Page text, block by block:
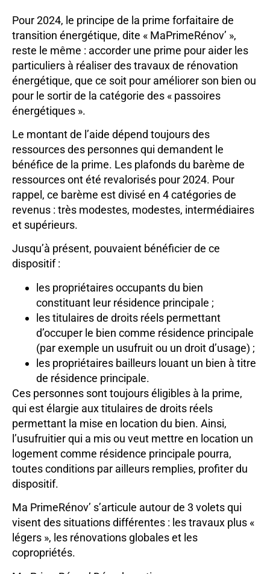
Pour 2024, le principe de la prime forfaitaire de
transition énergétique, dite « MaPrimeRénov’ »,
reste le même : accorder une prime pour aider les
particuliers à réaliser des travaux de rénovation
énergétique, que ce soit pour améliorer son bien ou
pour le sortir de la catégorie des « passoires
énergétiques ».
Le montant de l’aide dépend toujours des
ressources des personnes qui demandent le
bénéfice de la prime. Les plafonds du barème de
ressources ont été revalorisés pour 2024. Pour
rappel, ce barème est divisé en 4 catégories de
revenus : très modestes, modestes, intermédiaires
et supérieurs.
Jusqu’à présent, pouvaient bénéficier de ce
dispositif :
les propriétaires occupants du bien
constituant leur résidence principale ;
les titulaires de droits réels permettant
d’occuper le bien comme résidence principale
(par exemple un usufruit ou un droit d’usage) ;
les propriétaires bailleurs louant un bien à titre
de résidence principale.
Ces personnes sont toujours éligibles à la prime,
qui est élargie aux titulaires de droits réels
permettant la mise en location du bien. Ainsi,
l’usufruitier qui a mis ou veut mettre en location un
logement comme résidence principale pourra,
toutes conditions par ailleurs remplies, profiter du
dispositif.
Ma PrimeRénov’ s’articule autour de 3 volets qui
visent des situations différentes : les travaux plus «
légers », les rénovations globales et les
copropriétés.